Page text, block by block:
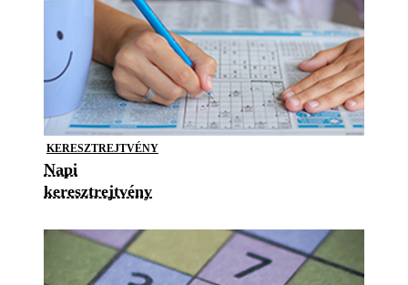
KERESZTREJTVÉNY
Napi
keresztrejtvény